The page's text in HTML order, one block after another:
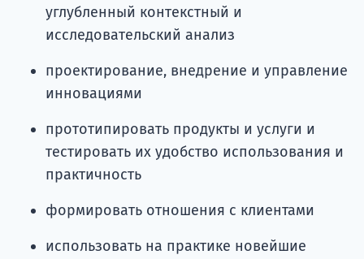
углубленный контекстный и
исследовательский анализ
проектирование, внедрение и управление
инновациями
прототипировать продукты и услуги и
тестировать их удобство использования и
практичность
формировать отношения с клиентами
использовать на практике новейшие